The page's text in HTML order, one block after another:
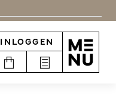
INLOGGEN